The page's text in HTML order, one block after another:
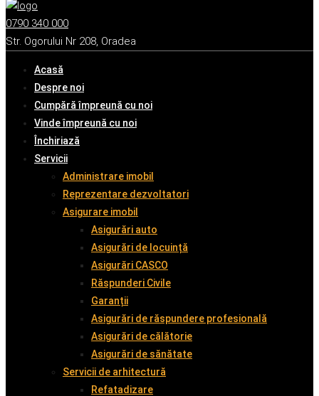
0790 340 000
Str. Ogorului Nr 208, Oradea
Acasă
Despre noi
Cumpără împreună cu noi
Vinde împreună cu noi
Închiriază
Servicii
Administrare imobil
Reprezentare dezvoltatori
Asigurare imobil
Asigurări auto
Asigurări de locuință
Asigurări CASCO
Răspunderi Civile
Garanții
Asigurări de răspundere profesională
Asigurări de călătorie
Asigurări de sănătate
Servicii de arhitectură
Refatadizare